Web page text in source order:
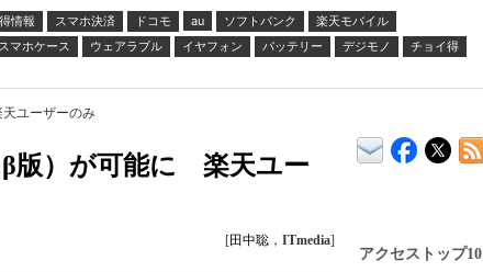
情報 スマホ決済 ドコモ au ソフトバンク
楽天モバイル
スマホケース ウェアラブル イヤフォン バッテリー デジモノ
チョイ得
天ユーザーのみ
β版）が可能に 楽天ユー
[田中聡 ， ITmedia]
アクセストップ10